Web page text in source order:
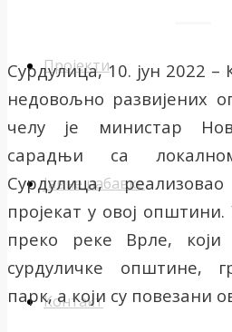
Пројекти
Јавне набавке
Контакт
Сурдулица, 10. јун 2022 –
недовољно развијених
челу је министар
сарадњи са
Сурдулица,
пројекат у овој
преко реке Врле, који
сурдуличке општине,
парк, а који су повезани